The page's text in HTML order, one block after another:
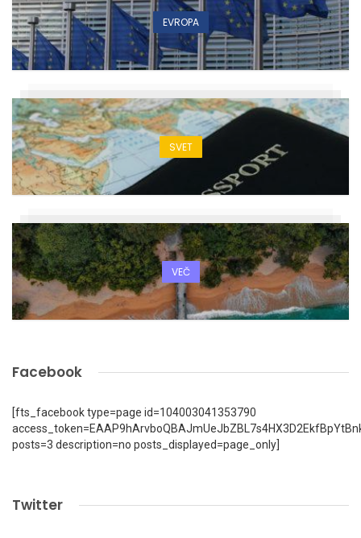
EVROPA
SVET
VEČ
Facebook
[fts_facebook type=page id=104003041353790
posts=3 description=no posts_displayed=page_only]
Twitter